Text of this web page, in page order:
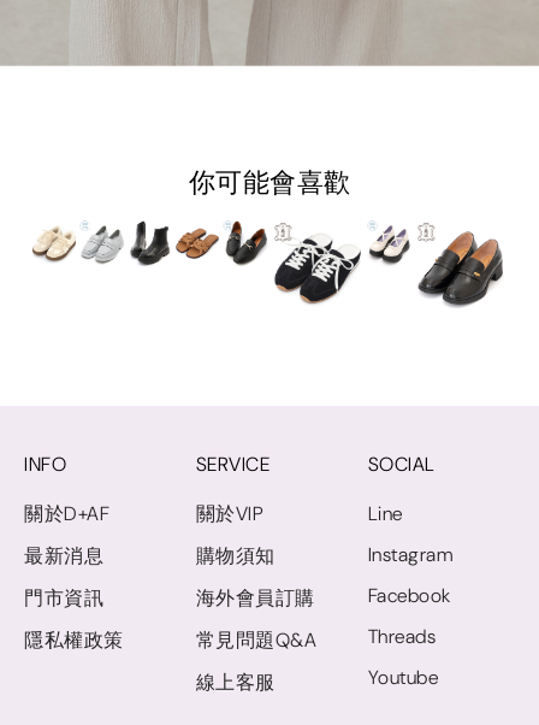
你可能會喜歡
INFO
關於D+AF
最新消息
門市資訊
隱私權政策
SERVICE
關於VIP
購物須知
海外會員訂購
常見問題Q&A
線上客服
SOCIAL
Line
Instagram
Facebook
Threads
Youtube